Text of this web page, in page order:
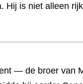
Hij is niet alleen
— de broer van